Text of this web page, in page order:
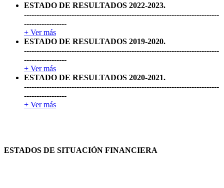
ESTADO DE RESULTADOS 2022-2023.
------------------------------------------------------------------------------
-----------------
+ Ver más
ESTADO DE RESULTADOS 2019-2020.
------------------------------------------------------------------------------
-----------------
+ Ver más
ESTADO DE RESULTADOS 2020-2021.
------------------------------------------------------------------------------
-----------------
+ Ver más
ESTADOS DE SITUACIÓN FINANCIERA